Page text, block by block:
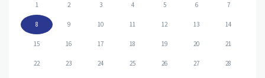
1 2 3 4 5 6 7
8 9 10 11 12 13 14
15 16 17 18 19 20 21
22 23 24 25 26 27 28